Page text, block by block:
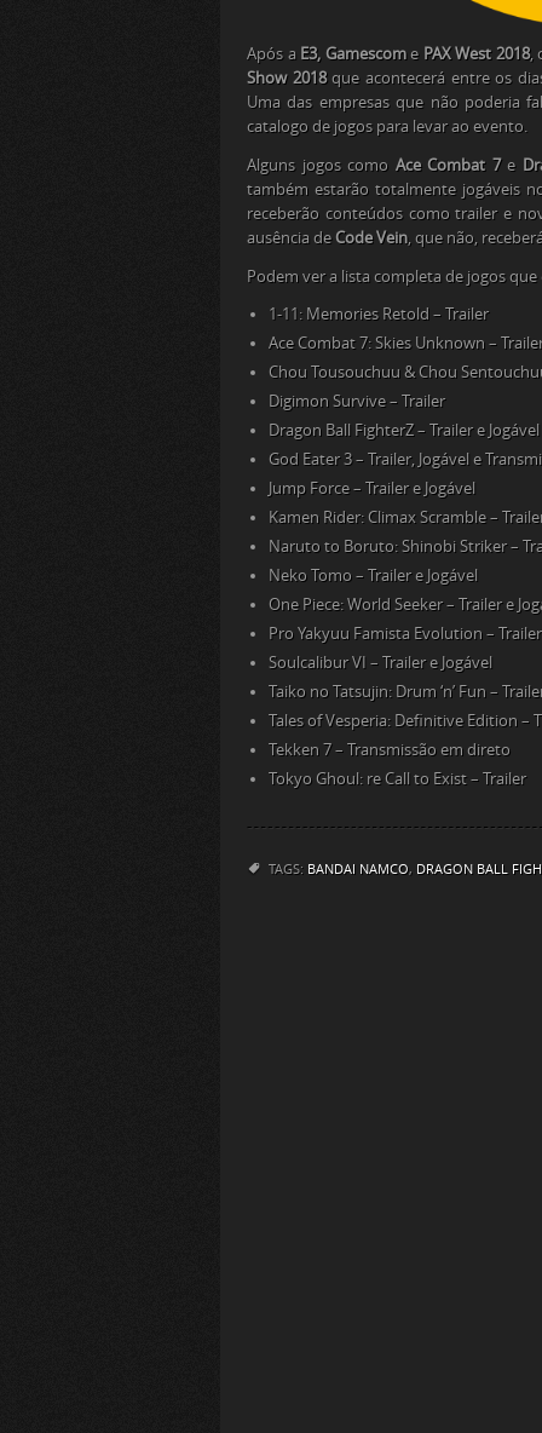
Após a E3, Gamescome PAX West 2018,
Show 2018que acontecerá entre os
Uma das empresas que não poderia
catalogo de jogos para levar ao evento.
Alguns jogos como Ace Combat 7e
também estarão totalmente jogáveis
receberão conteúdos como trailer e
ausência de Code Vein, que não,
Podem ver a lista completa de jogos
1-11: Memories Retold – Trailer
Ace Combat 7: Skies Unknown –
Chou Tousouchuu & Chou
Digimon Survive – Trailer
Dragon Ball FighterZ – Trailer e Jogável
God Eater 3 – Trailer, Jogável e
Jump Force – Trailer e Jogável
Kamen Rider: Climax Scramble –
Naruto to Boruto: Shinobi Striker –
Neko Tomo – Trailer e Jogável
One Piece: World Seeker – Trailer e
Pro Yakyuu Famista Evolution –
Soulcalibur VI – Trailer e Jogável
Taiko no Tatsujin: Drum ‘n’ Fun –
Tales of Vesperia: Definitive Edition –
Tekken 7 – Transmissão em direto
Tokyo Ghoul: re Call to Exist – Trailer
TAGS: BANDAI NAMCO, DRAGON BALL